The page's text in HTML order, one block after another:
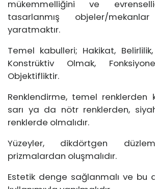
mükemmelliğini ve
tasarlanmış objeler/
yaratmaktır.
Temel kabulleri; Hakikat, Belirlilik,
Konstrüktiv Olmak,
Objektifliktir.
Renklendirme, temel renklerden
sarı ya da nötr renklerden,
renklerde olmalıdır.
Yüzeyler, dikdörtgen
prizmalardan oluşmalıdır.
Estetik denge sağlanmalı ve bu